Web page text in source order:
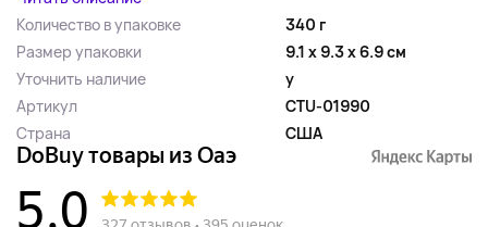
Количество в упаковке
340 г
Размер упаковки
9.1 x 9.3 x 6.9 см
Уточнить наличие
y
Артикул
CTU-01990
Страна
США